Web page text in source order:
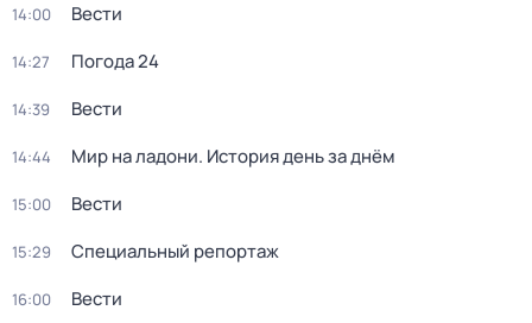
14:00 Вести
14:27 Погода 24
14:39 Вести
14:44 Мир на ладони. История день за днём
15:00 Вести
15:29 Специальный репортаж
16:00 Вести